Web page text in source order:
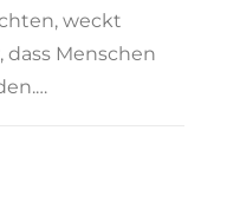
weckt
Menschen